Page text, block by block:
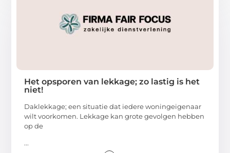
Het opsporen van lekkage; zo lastig is het
niet!
Daklekkage; een situatie dat iedere woningeigenaar
wilt voorkomen. Lekkage kan grote gevolgen hebben
op de
...